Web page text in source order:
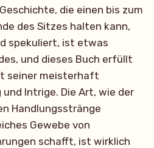
die einen bis zum
des Sitzes halten kann,
spekuliert, ist etwas
und dieses Buch erfüllt
seiner meisterhaft
Intrige. Die Art, wie der
Handlungsstränge
Gewebe von
schafft, ist wirklich